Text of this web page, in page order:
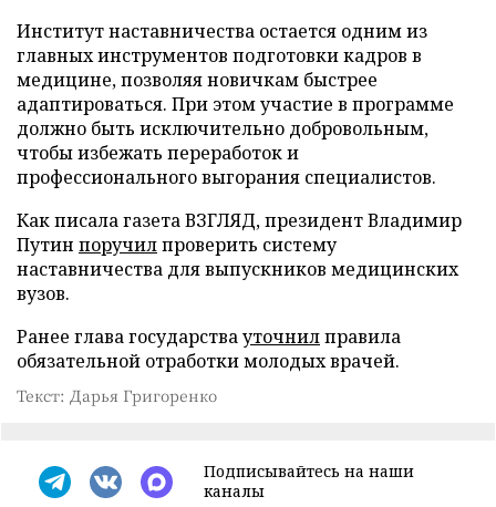
Институт наставничества остается одним из
главных инструментов подготовки кадров в
медицине, позволяя новичкам быстрее
адаптироваться. При этом участие в программе
должно быть исключительно добровольным,
чтобы избежать переработок и
профессионального выгорания специалистов.
Как писала газета ВЗГЛЯД, президент Владимир
Путин поручилпроверить систему
наставничества для выпускников медицинских
вузов.
Ранее глава государствауточнилправила
обязательной отработки молодых врачей.
Текст: Дарья Григоренко
Подписывайтесь на наши
каналы